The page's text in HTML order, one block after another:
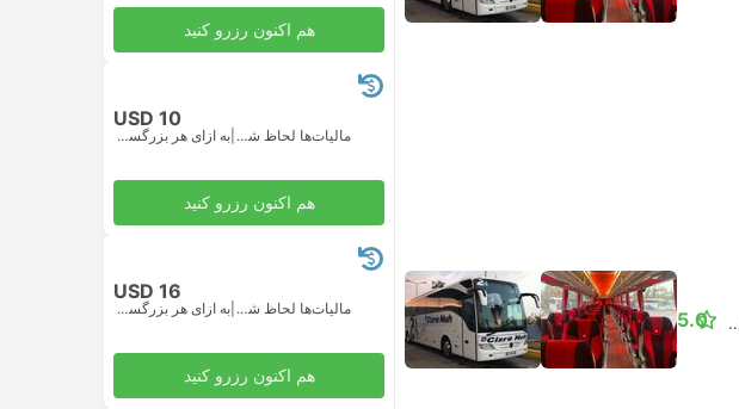
هم اکنون رزرو کنید
USD 10
مالیات‌ها لحاظ شده | به ازای هر بزرگسال
هم اکنون رزرو کنید
5.0
USD 16
مالیات‌ها لحاظ شده | به ازای هر بزرگسال
هم اکنون رزرو کنید